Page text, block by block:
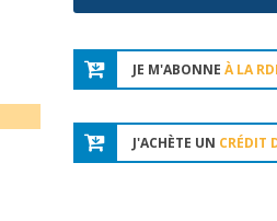
JE M'ABONNE À LA
J'ACHÈTE UN CRÉDIT